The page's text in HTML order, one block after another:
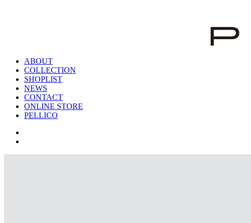
ABOUT
COLLECTION
SHOPLIST
NEWS
CONTACT
ONLINE STORE
PELLICO